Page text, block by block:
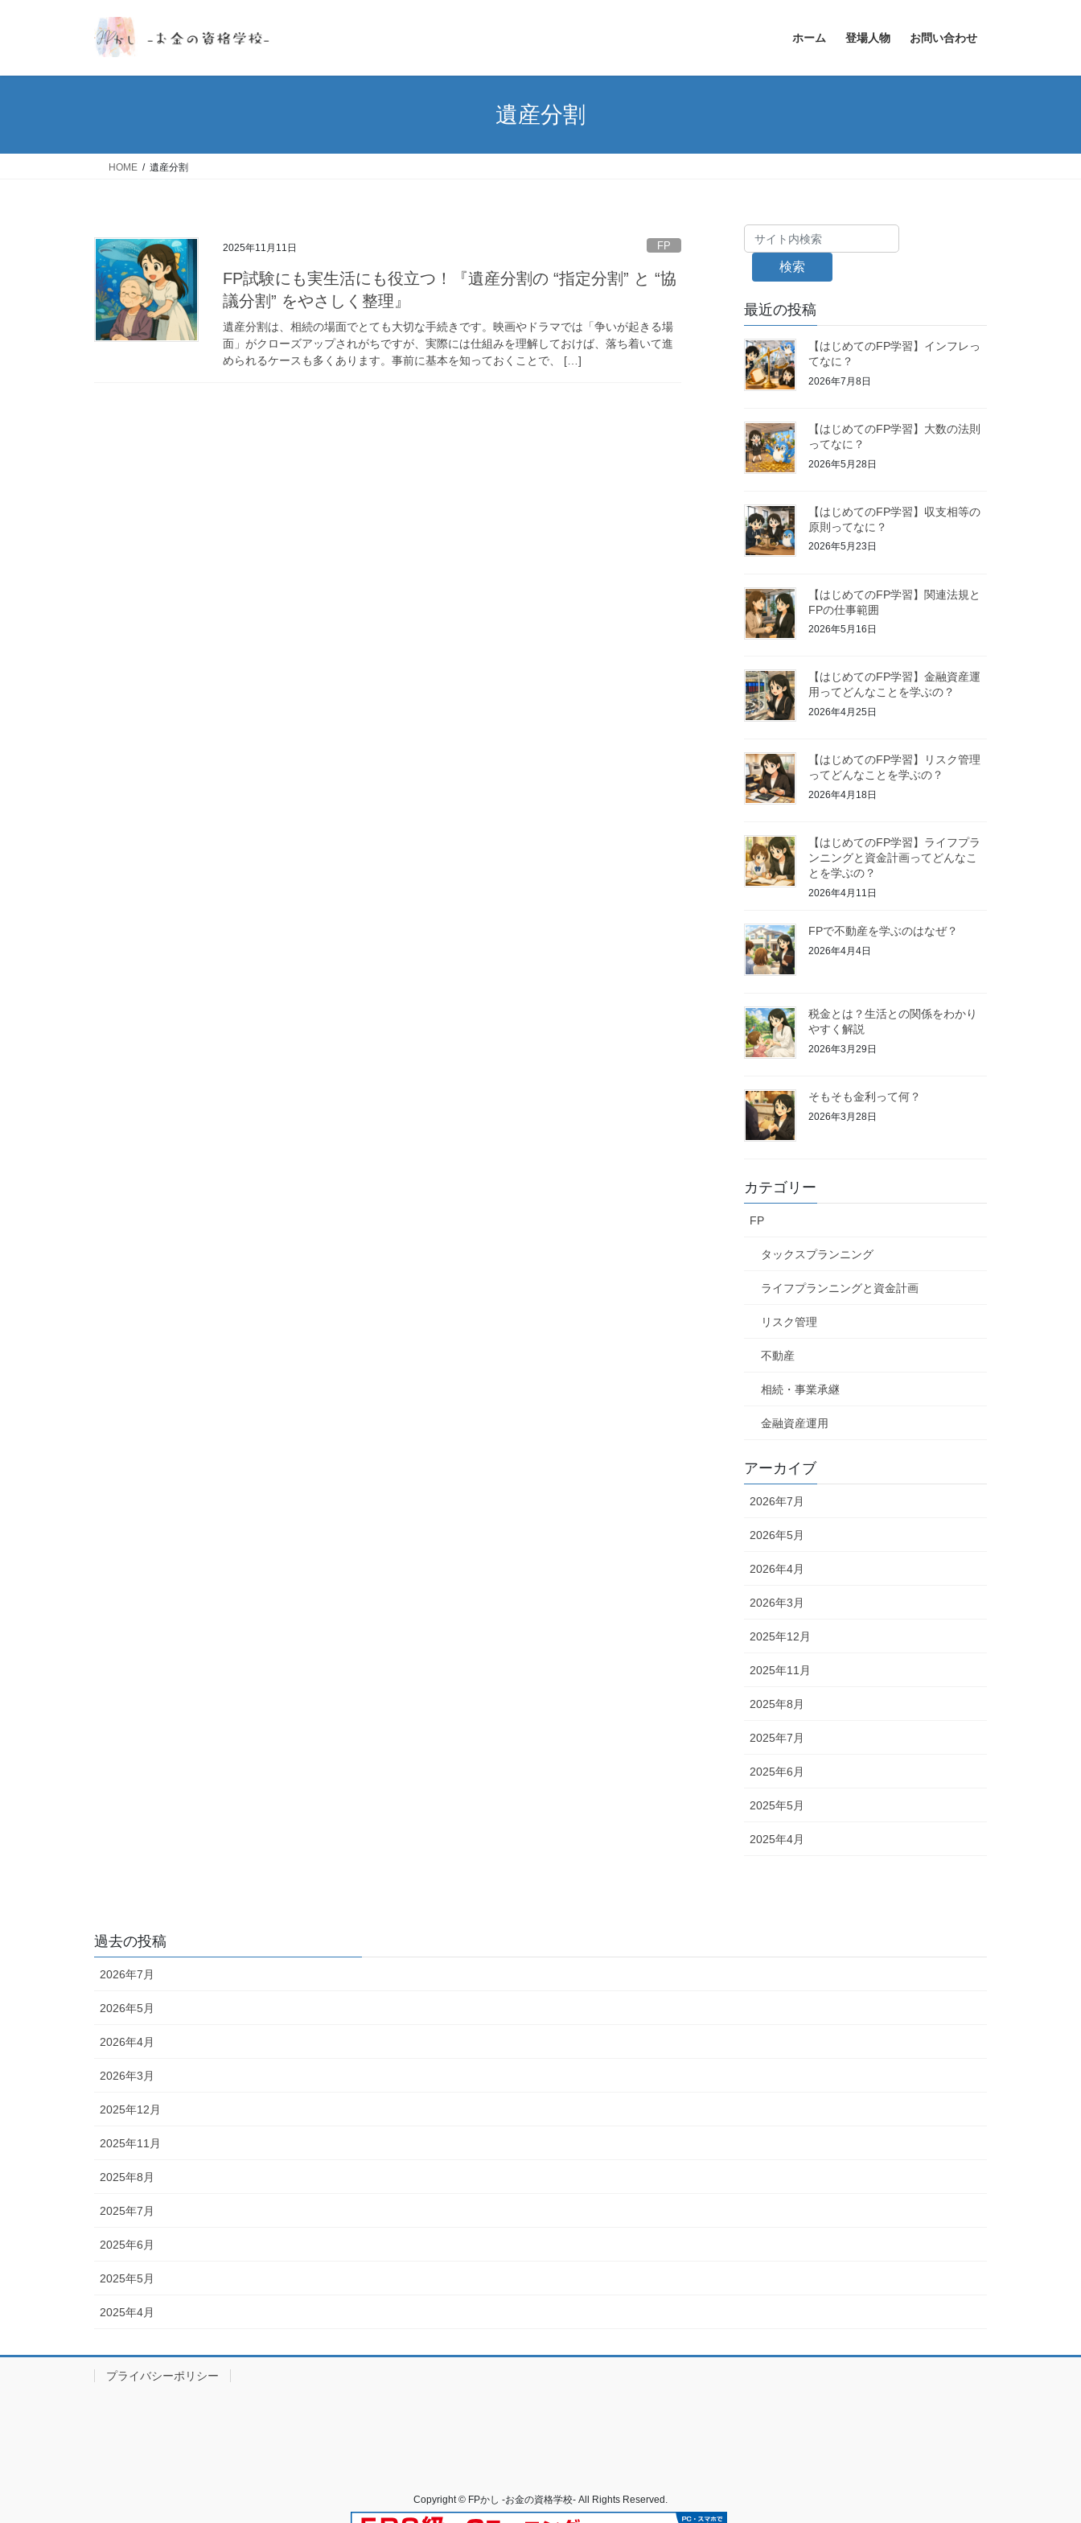
ホーム 登場人物 お問い合わせ
遺産分割
HOME 遺産分割
2025年11月11日 FP
FP試験にも実生活にも役立つ！『遺産分割の “指定分割” と “協
議分割” をやさしく整理』
遺産分割は、相続の場面でとても大切な手続きです。映画やドラマでは「争いが起きる場
面」がクローズアップされがちですが、実際には仕組みを理解しておけば、落ち着いて進
められるケースも多くあります。事前に基本を知っておくことで、 […]
検索
最近の投稿
【はじめてのFP学習】インフレっ
てなに？
2026年7月8日
【はじめてのFP学習】大数の法則
ってなに？
2026年5月28日
【はじめてのFP学習】収支相等の
原則ってなに？
2026年5月23日
【はじめてのFP学習】関連法規と
FPの仕事範囲
2026年5月16日
【はじめてのFP学習】金融資産運
用ってどんなことを学ぶの？
2026年4月25日
【はじめてのFP学習】リスク管理
ってどんなことを学ぶの？
2026年4月18日
【はじめてのFP学習】ライフプラ
ンニングと資金計画ってどんなこ
とを学ぶの？
2026年4月11日
FPで不動産を学ぶのはなぜ？
2026年4月4日
税金とは？生活との関係をわかり
やすく解説
2026年3月29日
そもそも金利って何？
2026年3月28日
カテゴリー
FP
タックスプランニング
ライフプランニングと資金計画
リスク管理
不動産
相続・事業承継
金融資産運用
アーカイブ
2026年7月
2026年5月
2026年4月
2026年3月
2025年12月
2025年11月
2025年8月
2025年7月
2025年6月
2025年5月
2025年4月
過去の投稿
2026年7月
2026年5月
2026年4月
2026年3月
2025年12月
2025年11月
2025年8月
2025年7月
2025年6月
2025年5月
2025年4月
プライバシーポリシー
Copyright © FPかし -お金の資格学校- All Rights Reserved.